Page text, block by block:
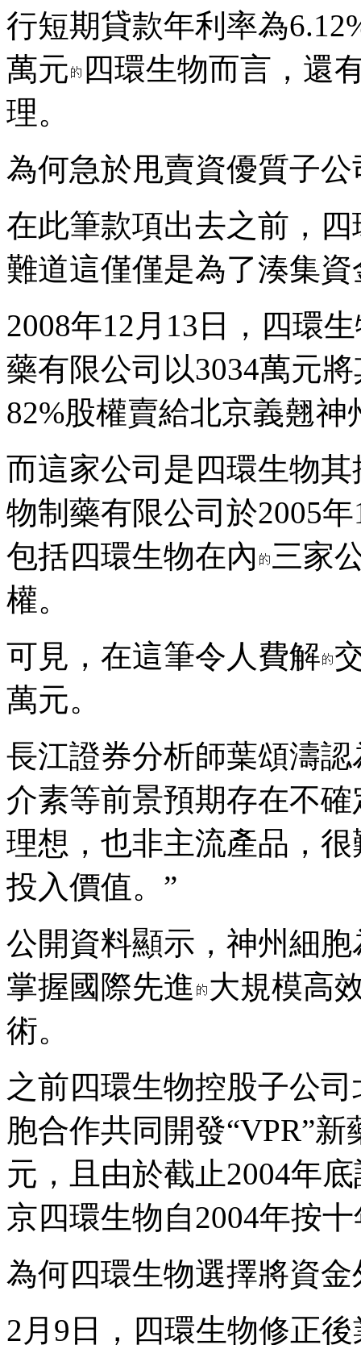
行短期貸款年利率為
萬元
四環生物而言，還
理。
為何急於甩賣資優質子公
在此筆款項出去之前，
難道這僅僅是為了湊集
2008年12月13日，四環
藥有限公司以3034萬元
82%股權賣給北京義翹
而這家公司是四環生物其
物制藥有限公司於2005
包括四環生物在內 三家
權。
可見，在這筆令人費解
萬元。
長江證券分析師葉頌濤
介素等前景預期存在不
理想，也非主流產品，
投入價值。”
公開資料顯示，神州細
掌握國際先進 大規模高
術。
之前四環生物控股子公
胞合作共同開發“VPR”
元，且由於截止2004年
京四環生物自2004年按
為何四環生物選擇將資
2月9日，四環生物修正